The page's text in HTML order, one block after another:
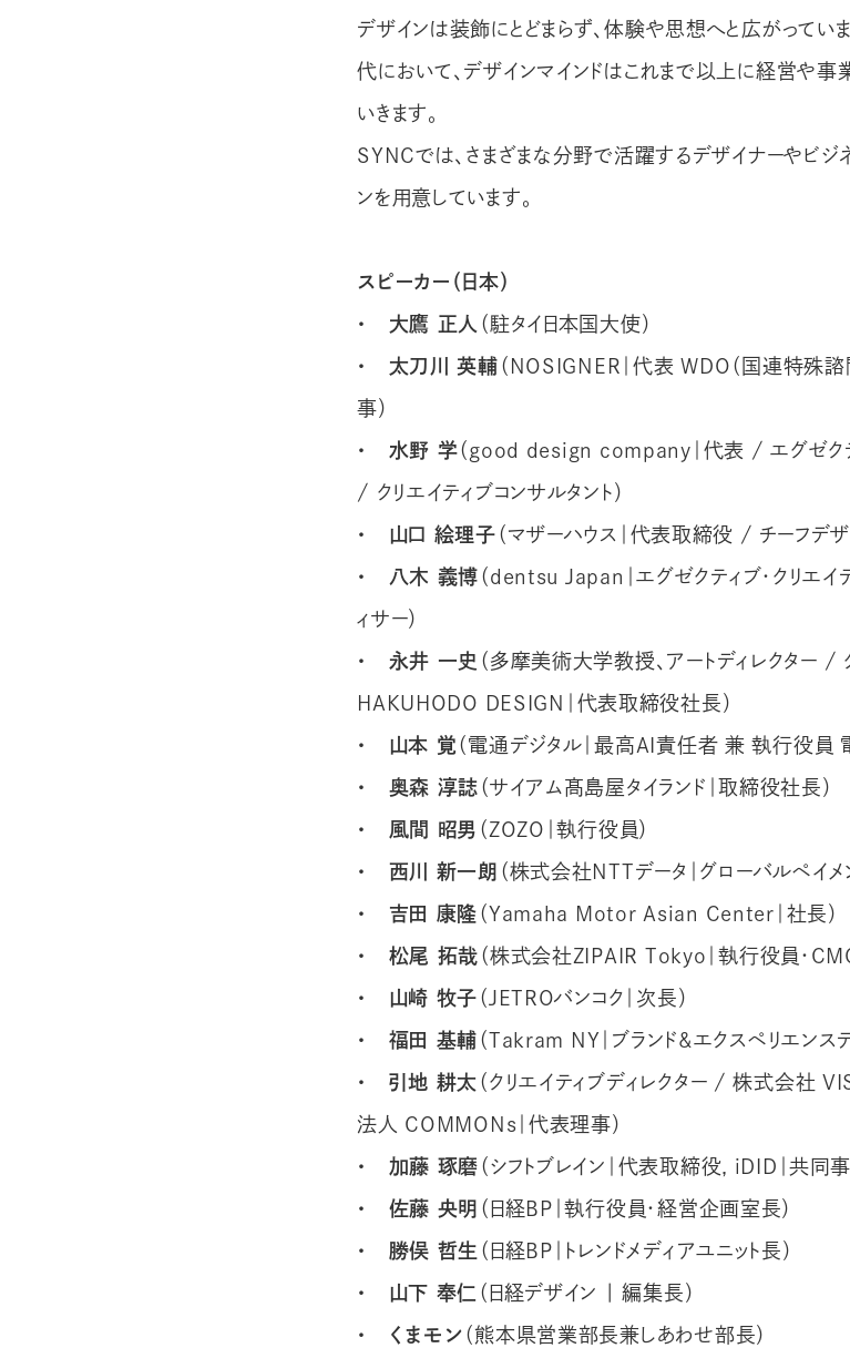
デザインは装飾にとどまらず、体験や思想へと広がってい
代において、デザインマインドはこれまで以上に経営や
いきます。
SYNCでは、さまざまな分野で活躍するデザイナーやビジネ
ンを用意しています。
スピーカー（日本）
・ 大鷹 正人 （駐タイ日本国大使）
・ 太刀川 英輔 （NOSIGNER｜代表 WDO（国連特殊諮
事）
・ 水野 学（good design company｜代表 / エグゼクテ
/ クリエイティブコンサルタント）
・ 山口 絵理子 （マザーハウス｜代表取締役 / チーフデザ
・ 八木 義博 （dentsu Japan｜エグゼクティブ・クリエイ
ィサー）
・ 永井 一史 （多摩美術大学教授、アートディレクター /
HAKUHODO DESIGN｜代表取締役社長）
・ 山本 覚 （電通デジタル｜最高AI責任者 兼 執行役員
・ 奥森 淳誌 （サイアム髙島屋タイランド｜取締役社長）
・ 風間 昭男 （ZOZO｜執行役員）
・ 西川 新一朗 （株式会社NTTデータ｜グローバルペイ
・ 吉田 康隆 （Yamaha Motor Asian Center｜社長）
・ 松尾 拓哉 （株式会社ZIPAIR Tokyo｜執行役員・
・ 山崎 牧子 （JETROバンコク｜次長）
・ 福田 基輔 （Takram NY｜ブランド&エクスペリエンス
・ 引地 耕太 （クリエイティブディレクター / 株式会
法人 COMMONs｜代表理事）
・ 加藤 琢磨 （シフトブレイン｜代表取締役, iDID｜共同
・ 佐藤 央明 （日経BP｜執行役員・経営企画室長）
・ 勝俣 哲生 （日経BP｜トレンドメディアユニット長）
・ 山下 奉仁 （日経デザイン | 編集長）
・ くまモン （熊本県営業部長兼しあわせ部長）